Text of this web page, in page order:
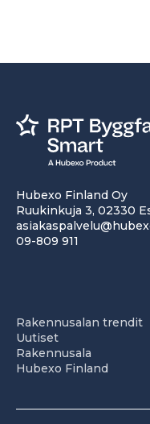
Hubexo Finland Oy
Ruukinkuja 3, 02330
09-809 911
Rakennusalan trendit
Uutiset
Rakennusala
Hubexo Finland